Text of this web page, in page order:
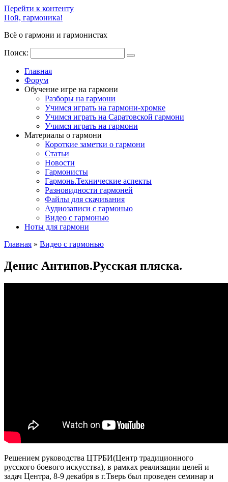
Перейти к контенту
Пой, гармоника!
Всё о гармони и гармонистах
Поиск:
Главная
Форум
Обучение игре на гармони
Разборы на гармони
Учимся играть на гармони-хромке
Учимся играть на Саратовской гармони
Учимся играть на гармони
Материалы о гармони
Короткие заметки о гармони
Cтатьи
Новости
Гармонисты
Гармонь.Технические аспекты
Разновидности гармоней
Файлы для скачивания
Аудиозаписи с гармонью
Видео с гармонью
Ноты для гармони
Главная » Видео с гармонью
Денис Антипов.Русская пляска.
Решением руководства ЦТРБИ(Центр традиционного
русского боевого искусcтва), в рамках реализации целей и
задач Центра, 8-9 декабря в г.Тверь был проведен семинар и